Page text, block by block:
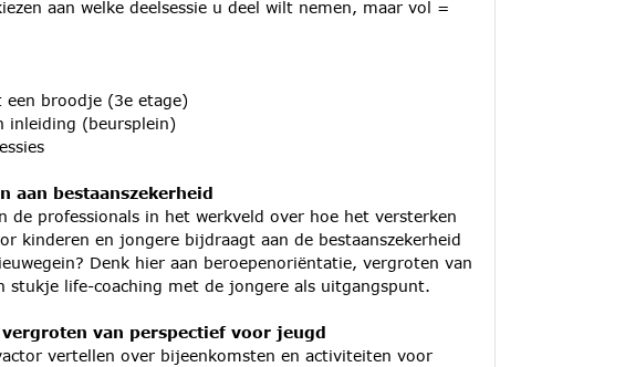
aan welke deelsessie u deel wilt nemen, maar vol =
broodje (3e etage)
inleiding (beursplein)
aan bestaanszekerheid
de professionals in het werkveld over hoe het versterken
kinderen en jongere bijdraagt aan de bestaanszekerheid
Denk hier aan beroepenoriëntatie, vergroten van
stukje life-coaching met de jongere als uitgangspunt.
vergroten van perspectief voor jeugd
vertellen over bijeenkomsten en activiteiten voor